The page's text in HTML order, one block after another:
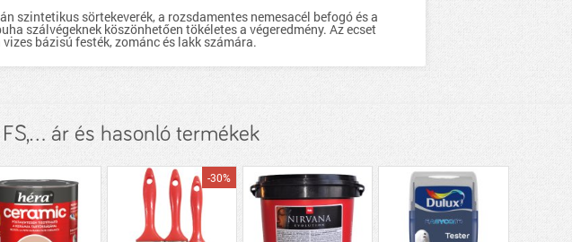
szintetikus sörtekeverék, a rozsdamentes nemesacél befogó és a
szálvégeknek köszönhetően tökéletes a végeredmény. Az ecset
bázisú festék, zománc és lakk számára.
ár és hasonló termékek
-30%